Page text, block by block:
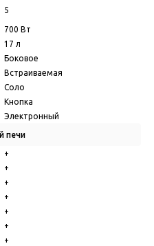
5
700 Вт
17 л
Боковое
Встраиваемая
Соло
Кнопка
Электронный
печи
+
+
+
+
+
+
+